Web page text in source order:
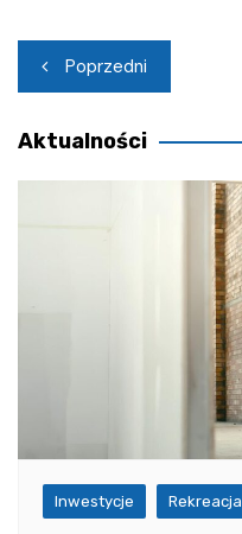
Nawigacja
wpisu
Poprzedni
Aktualności
Inwestycje Rekreacja